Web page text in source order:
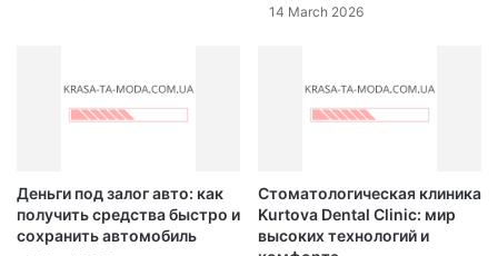
14 March 2026
Деньги под залог авто: как
получить средства быстро и
сохранить автомобиль
Стоматологическая клиника
Kurtova Dental Clinic: мир
высоких технологий и